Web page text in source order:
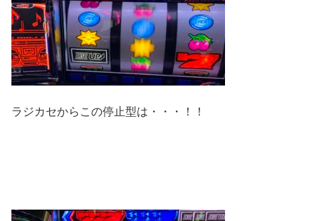
ラジカセからこの停止型は・・・！！